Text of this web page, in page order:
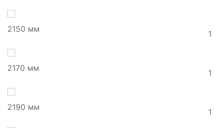
2150 мм 1
2170 мм 1
2190 мм 1